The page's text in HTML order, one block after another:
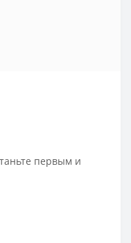
первым и